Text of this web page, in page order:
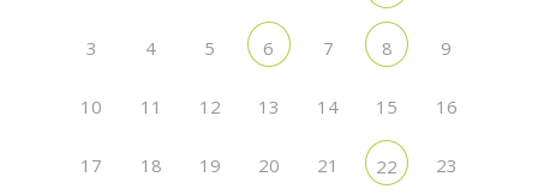
3 4 5 6 7 8 9
10 11 12 13 14 15 16
17 18 19 20 21 22 23